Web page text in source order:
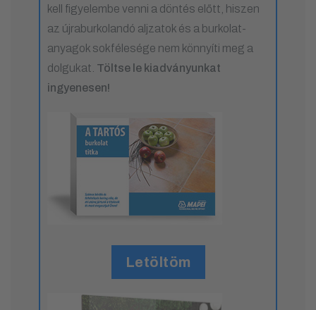
kell figyelembe venni a döntés előtt, hiszen
az újraburkolandó aljzatok és a burkolat-
anyagok sokfélesége nem könnyíti meg a
dolgukat. Töltse le kiadványunkat
ingyenesen!
Letöltöm